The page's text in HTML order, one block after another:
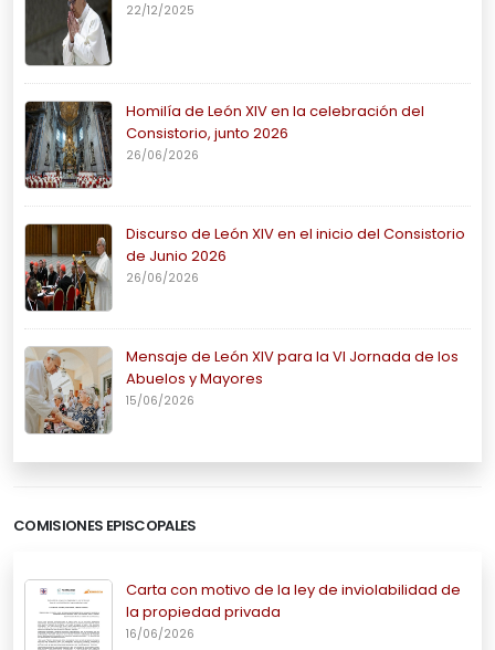
22/12/2025
Homilía de León XIV en la celebración del
Consistorio, junto 2026
26/06/2026
Discurso de León XIV en el inicio del Consistorio
de Junio 2026
26/06/2026
Mensaje de León XIV para la VI Jornada de los
Abuelos y Mayores
15/06/2026
COMISIONES EPISCOPALES
Carta con motivo de la ley de inviolabilidad de
la propiedad privada
16/06/2026